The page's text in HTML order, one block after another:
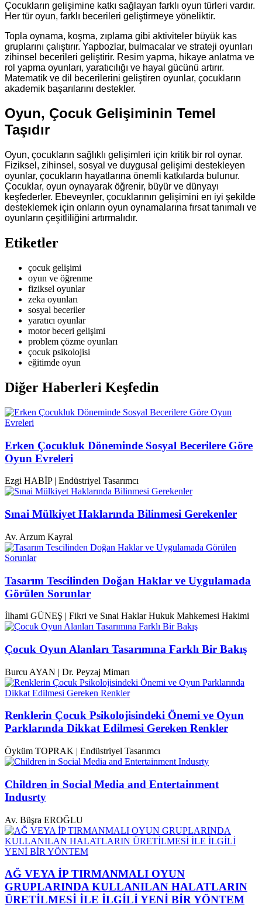
Çocukların gelişimine katkı sağlayan farklı oyun türleri vardır.
Her tür oyun, farklı becerileri geliştirmeye yöneliktir.
Topla oynama, koşma, zıplama gibi aktiviteler büyük kas
gruplarını çalıştırır. Yapbozlar, bulmacalar ve strateji oyunları
zihinsel becerileri geliştirir. Resim yapma, hikaye anlatma ve
rol yapma oyunları, yaratıcılığı ve hayal gücünü artırır.
Matematik ve dil becerilerini geliştiren oyunlar, çocukların
akademik başarılarını destekler.
Oyun, Çocuk Gelişiminin Temel
Taşıdır
Oyun, çocukların sağlıklı gelişimleri için kritik bir rol oynar.
Fiziksel, zihinsel, sosyal ve duygusal gelişimi destekleyen
oyunlar, çocukların hayatlarına önemli katkılarda bulunur.
Çocuklar, oyun oynayarak öğrenir, büyür ve dünyayı
keşfederler. Ebeveynler, çocuklarının gelişimini en iyi şekilde
desteklemek için onların oyun oynamalarına fırsat tanımalı ve
oyunların çeşitliliğini artırmalıdır.
Etiketler
çocuk gelişimi
oyun ve öğrenme
fiziksel oyunlar
zeka oyunları
sosyal beceriler
yaratıcı oyunlar
motor beceri gelişimi
problem çözme oyunları
çocuk psikolojisi
eğitimde oyun
Diğer Haberleri Keşfedin
Erken Çocukluk Döneminde Sosyal Becerilere Göre
Oyun Evreleri
Ezgi HABİP | Endüstriyel Tasarımcı
Sınai Mülkiyet Haklarında Bilinmesi Gerekenler
Av. Arzum Kayral
Tasarım Tescilinden Doğan Haklar ve Uygulamada
Görülen Sorunlar
İlhami GÜNEŞ | Fikri ve Sınai Haklar Hukuk Mahkemesi Hakimi
Çocuk Oyun Alanları Tasarımına Farklı Bir Bakış
Burcu AYAN | Dr. Peyzaj Mimarı
Renklerin Çocuk Psikolojisindeki Önemi ve Oyun
Parklarında Dikkat Edilmesi Gereken Renkler
Öyküm TOPRAK | Endüstriyel Tasarımcı
Children in Social Media and Entertainment
Indusrty
Av. Büşra EROĞLU
AĞ VEYA İP TIRMANMALI OYUN
GRUPLARINDA KULLANILAN HALATLARIN
ÜRETİLMESİ İLE İLGİLİ YENİ BİR YÖNTEM